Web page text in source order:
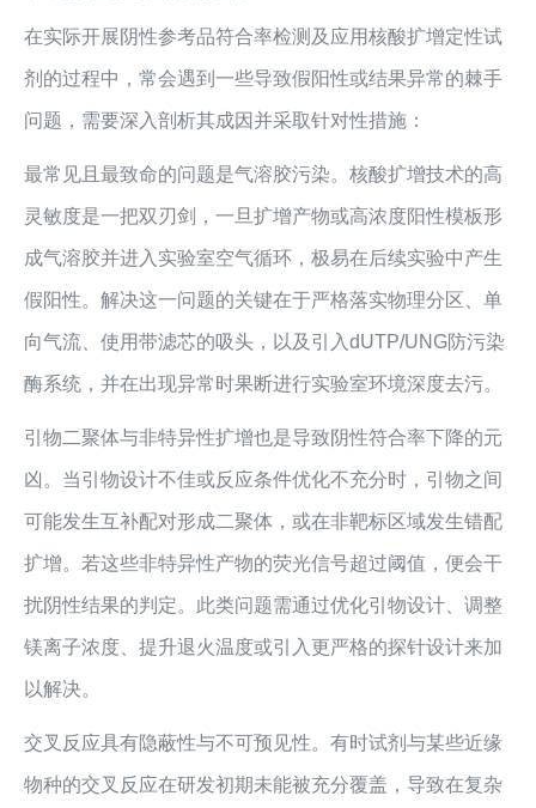
在实际开展阴性参考品符合率检测及应用核酸扩增定性试
剂的过程中，常会遇到一些导致假阳性或结果异常的棘手
问题，需要深入剖析其成因并采取针对性措施：
最常见且最致命的问题是气溶胶污染。核酸扩增技术的高
灵敏度是一把双刃剑，一旦扩增产物或高浓度阳性模板形
成气溶胶并进入实验室空气循环，极易在后续实验中产生
假阳性。解决这一问题的关键在于严格落实物理分区、单
向气流、使用带滤芯的吸头，以及引入dUTP/UNG防污染
酶系统，并在出现异常时果断进行实验室环境深度去污。
引物二聚体与非特异性扩增也是导致阴性符合率下降的元
凶。当引物设计不佳或反应条件优化不充分时，引物之间
可能发生互补配对形成二聚体，或在非靶标区域发生错配
扩增。若这些非特异性产物的荧光信号超过阈值，便会干
扰阴性结果的判定。此类问题需通过优化引物设计、调整
镁离子浓度、提升退火温度或引入更严格的探针设计来加
以解决。
交叉反应具有隐蔽性与不可预见性。有时试剂与某些近缘
物种的交叉反应在研发初期未能被充分覆盖，导致在复杂